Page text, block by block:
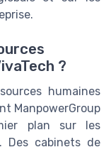
?
humaines
ManpowerGroup
plan sur les
Des cabinets de